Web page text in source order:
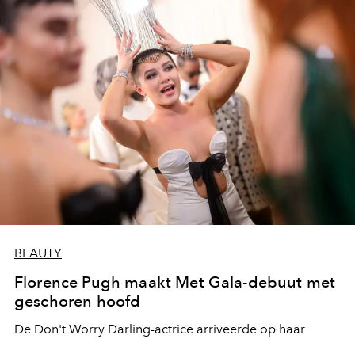
BEAUTY
Florence Pugh maakt Met Gala-debuut met
geschoren hoofd
De Don't Worry Darling-actrice arriveerde op haar